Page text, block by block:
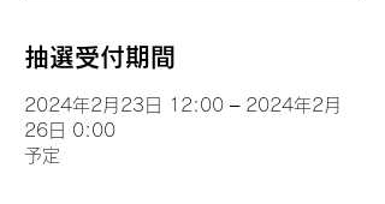
抽選受付期間
2024年2月23日 12:00 – 2024年2月
26日 0:00
予定